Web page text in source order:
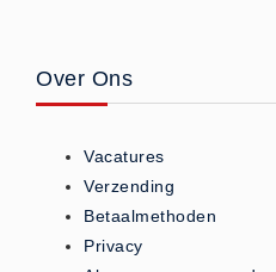
Diensten
RI&E
Bedrijfsnoodplannen
VCA Trajecten
Over Ons
Vacatures
Verzending
Betaalmethoden
Privacy